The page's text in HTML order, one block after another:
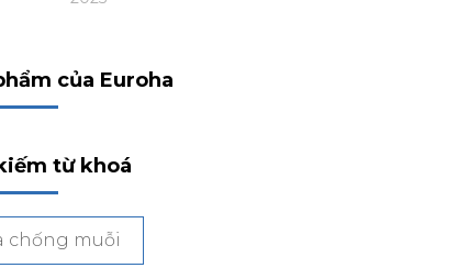
của Euroha
từ khoá
chống muỗi